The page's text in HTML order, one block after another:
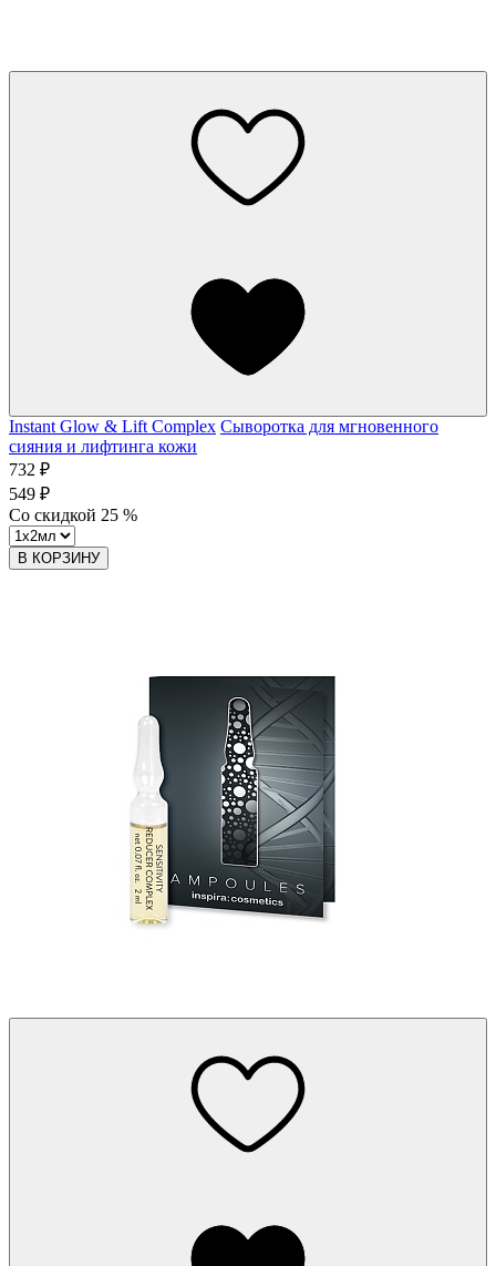
Instant Glow & Lift Complex Сыворотка для мгновенного
сияния и лифтинга кожи
732 ₽
549 ₽
Со скидкой 25 %
В КОРЗИНУ